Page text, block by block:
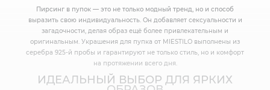
Пирсинг в пупок — это не только модный тренд, но и способ
выразить свою индивидуальность. Он добавляет сексуальности и
загадочности, делая образ ещё более привлекательным и
оригинальным. Украшения для пупка от MIESTILO выполнены из
серебра 925-й пробы и гарантируют не только стиль, но и комфорт
на протяжении всего дня.
ИДЕАЛЬНЫЙ ВЫБОР ДЛЯ ЯРКИХ